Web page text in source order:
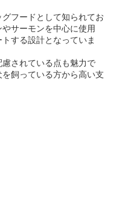
フードとして知られてお
サーモンを中心に使用
する設計となっていま
されている点も魅力で
飼っている方から高い支